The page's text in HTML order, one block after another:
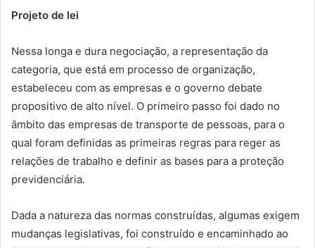
Projeto de lei
Nessa longa e dura negociação, a representação da
categoria, que está em processo de organização,
estabeleceu com as empresas e o governo debate
propositivo de alto nível. O primeiro passo foi dado no
âmbito das empresas de transporte de pessoas, para o
qual foram definidas as primeiras regras para reger as
relações de trabalho e definir as bases para a proteção
previdenciária.
Dada a natureza das normas construídas, algumas exigem
mudanças legislativas, foi construído e encaminhado ao